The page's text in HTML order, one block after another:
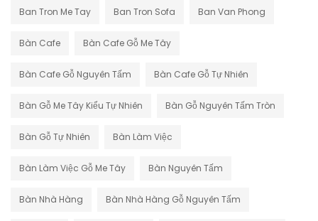
Ban Tron Me Tay Ban Tron Sofa Ban Van Phong
Bàn Cafe Bàn Cafe Gỗ Me Tây
Bàn Cafe Gỗ Nguyên Tấm Bàn Cafe Gỗ Tự Nhiên
Bàn Gỗ Me Tây Kiểu Tự Nhiên Bàn Gỗ Nguyên Tấm Tròn
Bàn Gỗ Tự Nhiên Bàn Làm Việc
Bàn Làm Việc Gỗ Me Tây Bàn Nguyên Tấm
Bàn Nhà Hàng Bàn Nhà Hàng Gỗ Nguyên Tấm